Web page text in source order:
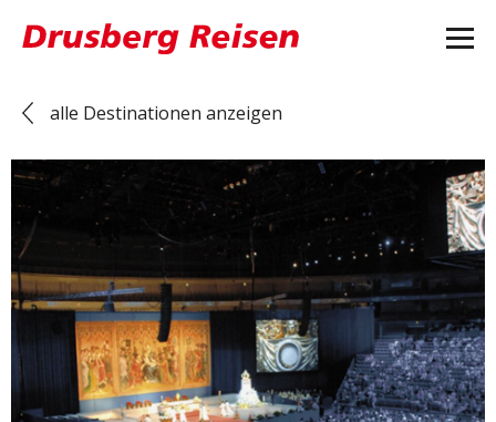
alle Destinationen anzeigen